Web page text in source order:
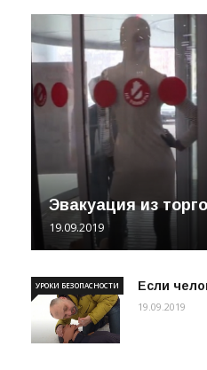
Эвакуация из
19.09.2019
Если
УРОКИ БЕЗОПАСНОСТИ
19.09.2019